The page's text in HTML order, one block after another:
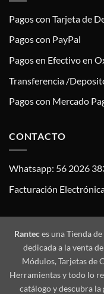
Pagos con Tarjeta de
Pagos con PayPal
Pagos en Efectivo en
Transferencia /
Pagos con Mercado
CONTACTO
Whatsapp: 56 2026
Facturación
Ranteces una Tienda
dedicada a la venta
Módulos, Tarjetas de
Herramientas y todo lo
catálogo y descubra